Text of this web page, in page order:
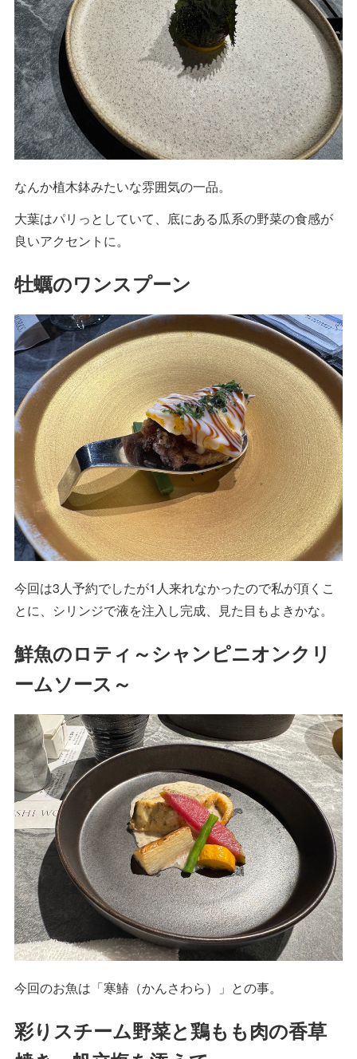
なんか植木鉢みたいな雰囲気の一品。
大葉はパリっとしていて、底にある瓜系の野菜の食感が
良いアクセントに。
牡蠣のワンスプーン
今回は3人予約でしたが1人来れなかったので私が頂くこ
とに、シリンジで液を注入し完成、見た目もよきかな。
鮮魚のロティ～シャンピニオンクリ
ームソース～
今回のお魚は「寒鰆（かんさわら）」との事。
彩りスチーム野菜と鶏もも肉の香草